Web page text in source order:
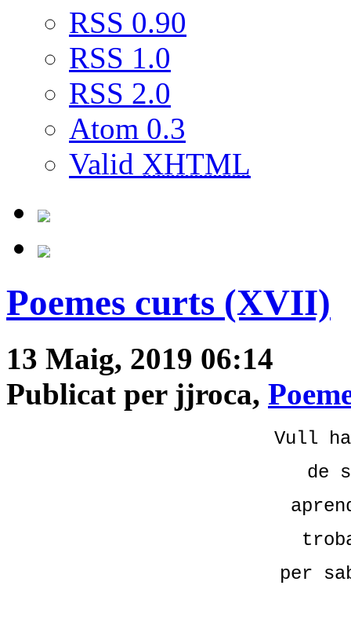
RSS 0.90
RSS 1.0
RSS 2.0
Atom 0.3
Valid XHTML
Poemes curts (XVII)
13 Maig, 2019 06:14
Publicat per jjroca,
Vull
de
per